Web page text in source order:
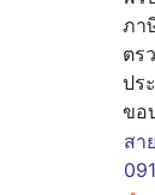
ภา
ตร
ปร
ขอ
สา